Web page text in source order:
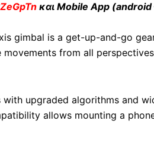
και Mobile App (android
gimbal is a get-up-and-go
from all
upgraded algorithms and
allows mounting a